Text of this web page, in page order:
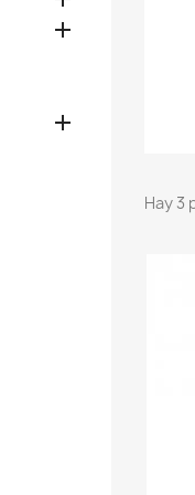


Hay 3